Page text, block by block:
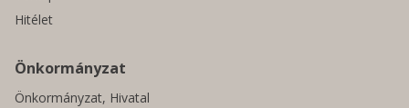
Hitélet
Önkormányzat
Önkormányzat, Hivatal